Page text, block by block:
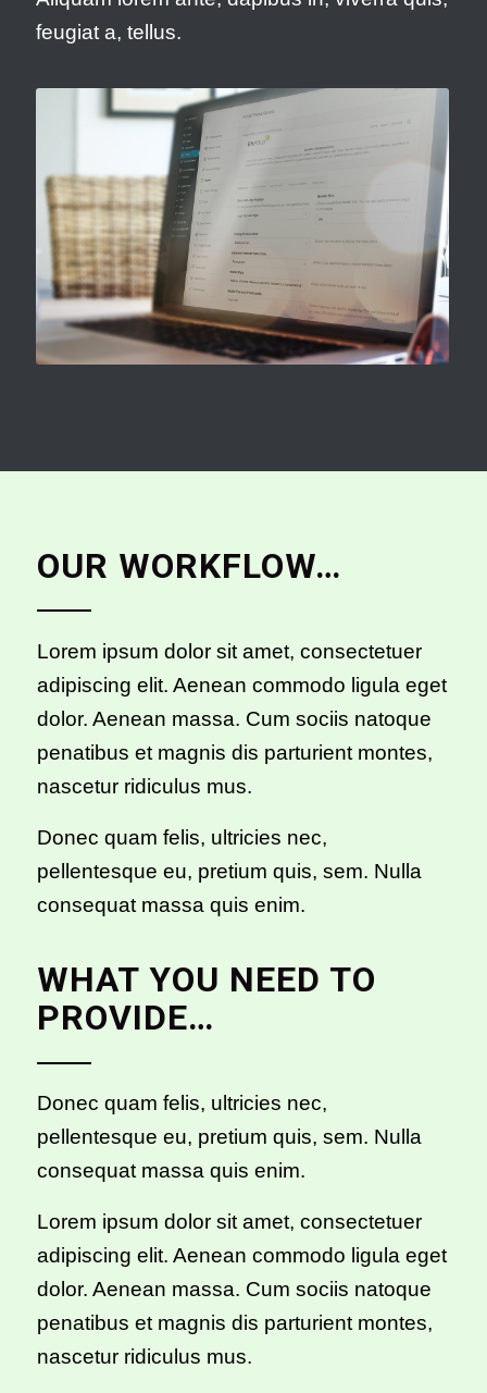
feugiat a, tellus.
OUR WORKFLOW…
Lorem ipsum dolor sit amet, consectetuer
adipiscing elit. Aenean commodo ligula eget
dolor. Aenean massa. Cum sociis natoque
penatibus et magnis dis parturient montes,
nascetur ridiculus mus.
Donec quam felis, ultricies nec,
pellentesque eu, pretium quis, sem. Nulla
consequat massa quis enim.
WHAT YOU NEED TO
PROVIDE…
Donec quam felis, ultricies nec,
pellentesque eu, pretium quis, sem. Nulla
consequat massa quis enim.
Lorem ipsum dolor sit amet, consectetuer
adipiscing elit. Aenean commodo ligula eget
dolor. Aenean massa. Cum sociis natoque
penatibus et magnis dis parturient montes,
nascetur ridiculus mus.